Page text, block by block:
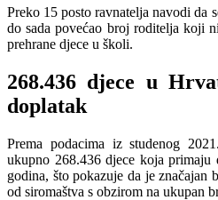
Preko 15 posto ravnatelja navodi da
do sada povećao broj roditelja koji
prehrane djece u školi.
268.436 djece u
doplatak
Prema podacima iz studenog
ukupno 268.436 djece koja
godina, što pokazuje da je značajan
od siromaštva s obzirom na ukupan